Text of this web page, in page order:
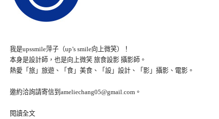
我是upssmile萍子（up’s smile向上微笑）！
本身是設計師，也是向上微笑 旅食設影 攝影師。
熱愛「旅」旅遊、「食」美食、「設」設計、「影」攝影、電影。
邀約洽詢請寄信到ameliechang05@gmail.com。
閱讀全文